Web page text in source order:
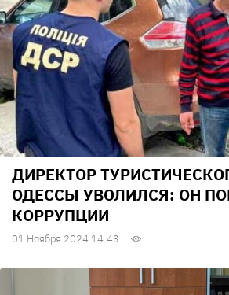
ДИРЕКТОР
ОДЕССЫ УВОЛИЛСЯ: ОН
КОРРУПЦИИ
01 Ноября 2024 14:43